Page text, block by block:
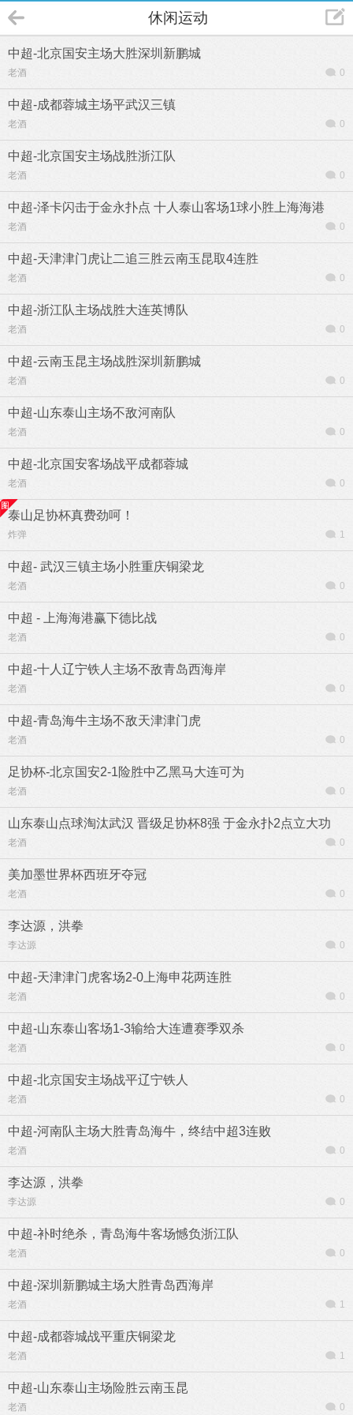
休闲运动
中超-北京国安主场大胜深圳新鹏城
老酒 0
中超-成都蓉城主场平武汉三镇
老酒 0
中超-北京国安主场战胜浙江队
老酒 0
中超-泽卡闪击于金永扑点 十人泰山客场1球小胜上海海港
老酒 0
中超-天津津门虎让二追三胜云南玉昆取4连胜
老酒 0
中超-浙江队主场战胜大连英博队
老酒 0
中超-云南玉昆主场战胜深圳新鹏城
老酒 0
中超-山东泰山主场不敌河南队
老酒 0
中超-北京国安客场战平成都蓉城
老酒 0
泰山足协杯真费劲呵！
炸弹 1
中超- 武汉三镇主场小胜重庆铜梁龙
老酒 0
中超 - 上海海港赢下德比战
老酒 0
中超-十人辽宁铁人主场不敌青岛西海岸
老酒 0
中超-青岛海牛主场不敌天津津门虎
老酒 0
足协杯-北京国安2-1险胜中乙黑马大连可为
老酒 0
山东泰山点球淘汰武汉 晋级足协杯8强 于金永扑2点立大功
老酒 0
美加墨世界杯西班牙夺冠
老酒 0
李达源，洪拳
李达源 0
中超-天津津门虎客场2-0上海申花两连胜
老酒 0
中超-山东泰山客场1-3输给大连遭赛季双杀
老酒 0
中超-北京国安主场战平辽宁铁人
老酒 0
中超-河南队主场大胜青岛海牛，终结中超3连败
老酒 0
李达源，洪拳
李达源 0
中超-补时绝杀，青岛海牛客场憾负浙江队
老酒 0
中超-深圳新鹏城主场大胜青岛西海岸
老酒 1
中超-成都蓉城战平重庆铜梁龙
老酒 1
中超-山东泰山主场险胜云南玉昆
老酒 0